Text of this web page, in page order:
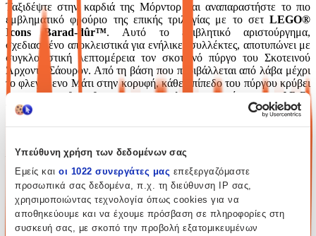
Υπεύθυνη χρήση των δεδομένων σας
Εμείς και οι 1022 συνεργάτες μας επεξεργαζόμαστε
προσωπικά σας δεδομένα, π.χ. τη διεύθυνση IP σας,
χρησιμοποιώντας τεχνολογία όπως cookies για να
αποθηκεύουμε και να έχουμε πρόσβαση σε πληροφορίες στη
συσκευή σας, με σκοπό την προβολή εξατομικευμένων
Ταξιδέψτε στην καρδιά της Μόρντορ και αναπαραστήστε το πιο
εμβληματικό φρούριο της επικής τριλογίας με το σετ LEGO®
Icons Barad-dûr™. Αυτό το επιβλητικό αριστούργημα,
σχεδιασμένο αποκλειστικά για ενήλικες συλλέκτες, αποτυπώνει με
συγκλονιστική λεπτομέρεια τον σκοτεινό πύργο του Σκοτεινού
Άρχοντα Σάουρον. Από τη βάση που περιβάλλεται από λάβα μέχρι
το φλεγόμενο Μάτι στην κορυφή, κάθε επίπεδο του πύργου κρύβει
μυστικά που θα ενθουσιάσουν τους λάτρεις του έργου του J.R.R.
Tolkien, προσφέροντας μια από τις πιο ολοκληρωμένες και
εντυπωσιακές κατασκευαστικές εμπειρίες στην ιστορία της LEGO.
Highlights Προϊόντος...
Το σετ Barad-dûr™ αποτελεί έναν θρίαμβο του σχεδιασμού,
συνδυάζοντας την κλίμακα με την απίστευτη λεπτομέρεια: